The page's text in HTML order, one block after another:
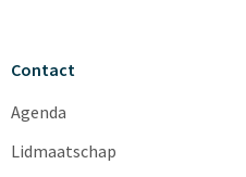
Contact
Agenda
Lidmaatschap